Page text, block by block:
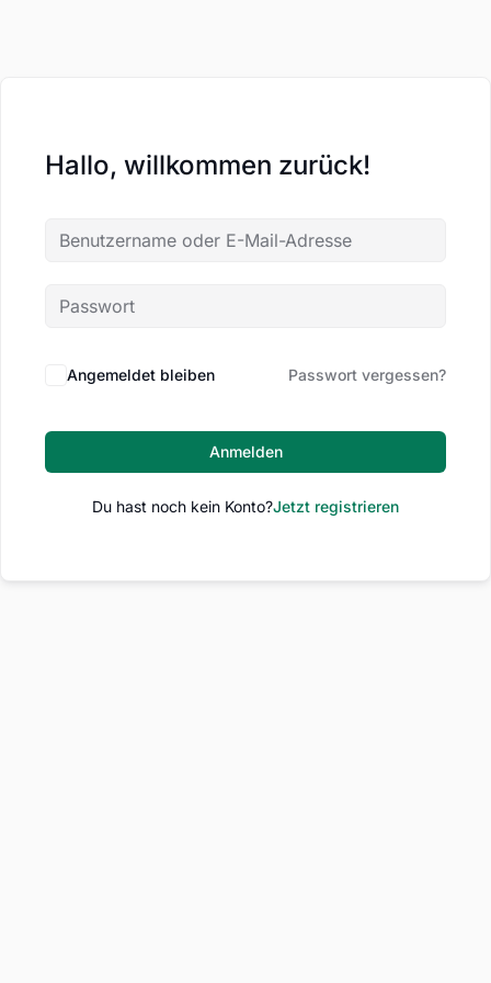
Hallo, willkommen zurück!
Angemeldet bleiben Passwort vergessen?
Anmelden
Du hast noch kein Konto?Jetzt registrieren